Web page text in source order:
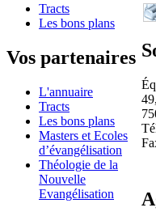
Tracts
Les bons plans
Vos partenaires
L'annuaire
Tracts
Les bons plans
Masters et Ecoles
d’évangélisation
Théologie de la
Nouvelle
Evangélisation